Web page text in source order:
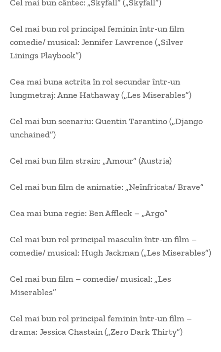
Cel mai bun cântec: „Skyfall” („Skyfall”)
Cel mai bun rol principal feminin într-un film
comedie/ musical: Jennifer Lawrence („Silver
Linings Playbook”)
Cea mai buna actrita în rol secundar într-un
lungmetraj: Anne Hathaway („Les Miserables”)
Cel mai bun scenariu: Quentin Tarantino („Django
unchained”)
Cel mai bun film strain: „Amour” (Austria)
Cel mai bun film de animatie: „Neînfricata/ Brave”
Cea mai buna regie: Ben Affleck – „Argo”
Cel mai bun rol principal masculin într-un film –
comedie/ musical: Hugh Jackman („Les Miserables”)
Cel mai bun film – comedie/ musical: „Les
Miserables”
Cel mai bun rol principal feminin într-un film –
drama: Jessica Chastain („Zero Dark Thirty”)